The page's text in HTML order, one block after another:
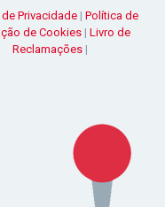
Privacidade| Política de
de Cookies |Livro de
Reclamações|